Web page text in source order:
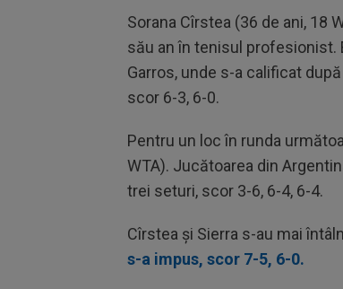
Sorana Cîrstea (36 de ani, 18
său an în tenisul profesionist.
Garros, unde s-a calificat
scor 6-3, 6-0.
Pentru un loc în runda
WTA). Jucătoarea din
trei seturi, scor 3-6, 6-4, 6-4.
Cîrstea și Sierra s-au mai
s-a impus, scor 7-5, 6-0.